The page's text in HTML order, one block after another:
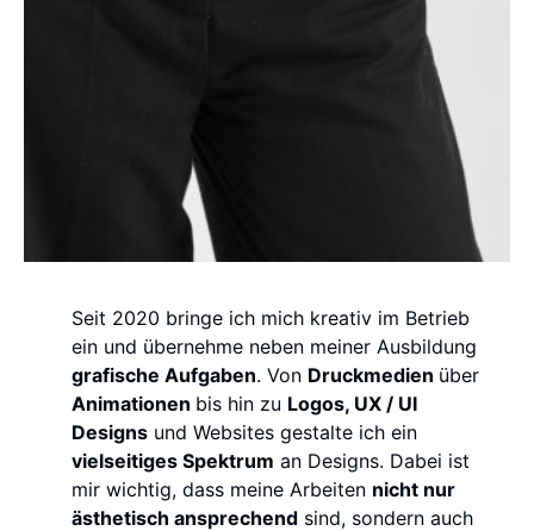
Seit 2020 bringe ich mich kreativ im Betrieb
ein und übernehme neben meiner Ausbildung
grafische Aufgaben. Von Druckmedien über
Animationen bis hin zu Logos, UX / UI
Designs und Websites gestalte ich ein
vielseitiges Spektrum an Designs. Dabei ist
mir wichtig, dass meine Arbeiten nicht nur
ästhetisch ansprechend sind, sondern auch